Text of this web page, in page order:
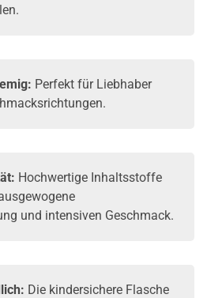
Perfekt für Liebhaber
Hochwertige Inhaltsstoffe
und intensiven Geschmack.
Die kindersichere Flasche